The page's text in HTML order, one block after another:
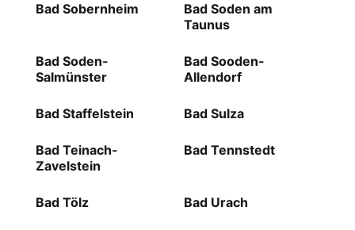
Bad Sobernheim
Bad Soden am
Taunus
Bad Soden-
Salmünster
Bad Sooden-
Allendorf
Bad Staffelstein Bad Sulza
Bad Teinach-
Zavelstein
Bad Tennstedt
Bad Tölz Bad Urach